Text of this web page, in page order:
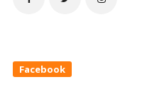
Facebook